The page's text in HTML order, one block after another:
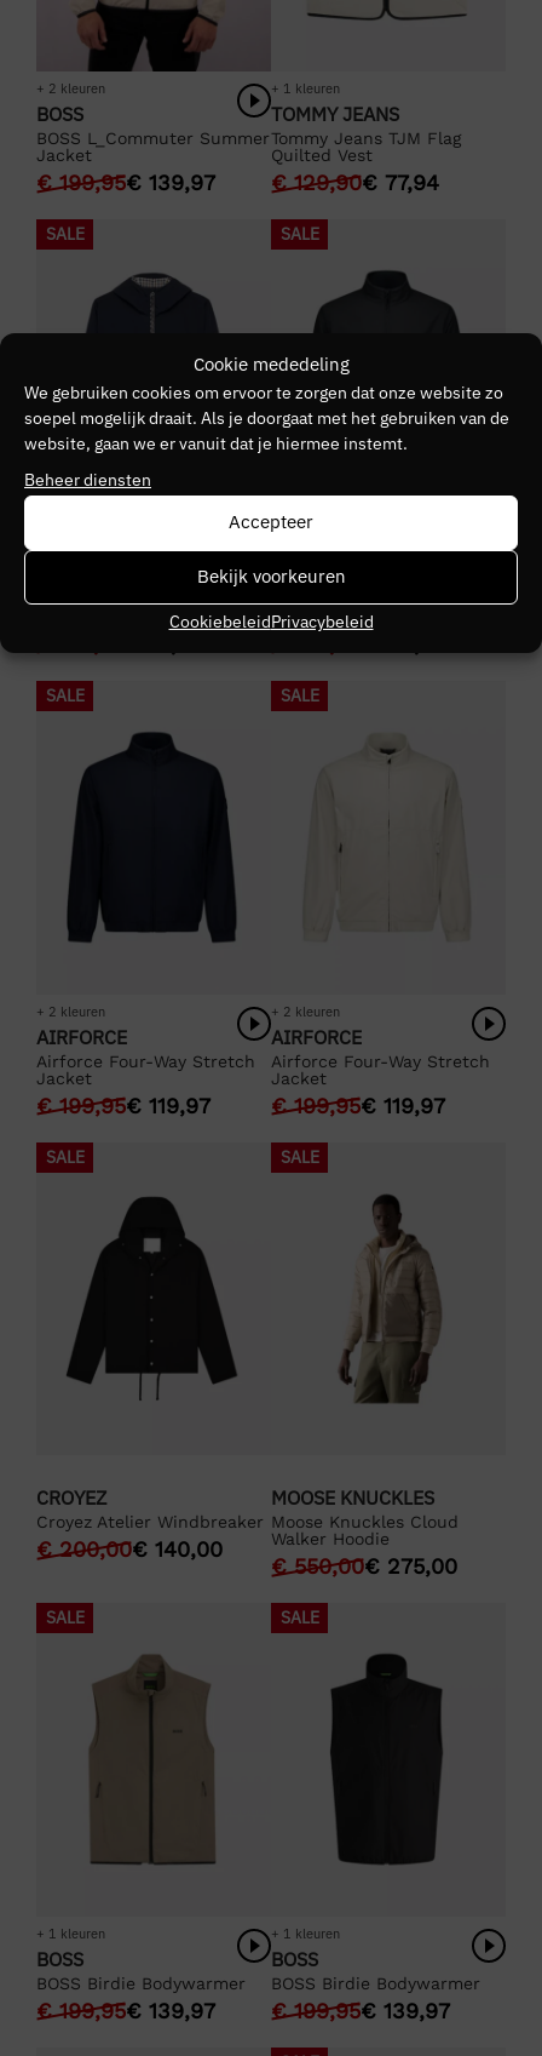
Cookie mededeling
We gebruiken cookies om ervoor te zorgen dat onze website zo
soepel mogelijk draait. Als je doorgaat met het gebruiken van de
website, gaan we er vanuit dat je hiermee instemt.
Beheer diensten
Accepteer
Bekijk voorkeuren
CookiebeleidPrivacybeleid
+ 2 kleuren
BOSS
BOSS L_Commuter Summer
Jacket
€199,95€ 139,97
+ 1 kleuren
TOMMY JEANS
Tommy Jeans TJM Flag
Quilted Vest
€129,90€ 77,94
SALE
+ 1 kleuren
WEEKEND OFFENDER
Weekend Offender
Campania Check
SALE
+ 2 kleuren
AIRFORCE
Airforce Four-Way Stretch
Jacket
SALE
+ 2 kleuren
AIRFORCE
Airforce Four-Way Stretch
Jacket
€199,95€ 119,97
SALE
+ 2 kleuren
AIRFORCE
Airforce Four-Way Stretch
Jacket
€199,95€ 119,97
SALE
CROYEZ
Croyez Atelier Windbreaker
€200,00€ 140,00
SALE
MOOSE KNUCKLES
Moose Knuckles Cloud
Walker Hoodie
€550,00€ 275,00
SALE
+ 1 kleuren
BOSS
BOSS Birdie Bodywarmer
€199,95€ 139,97
SALE
+ 1 kleuren
BOSS
BOSS Birdie Bodywarmer
€199,95€ 139,97